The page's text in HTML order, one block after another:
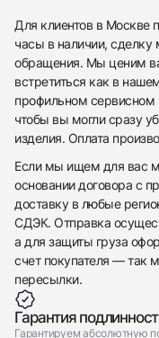
Для клиентов в Москве
часы в наличии,
обращения. Мы ценим
встретиться как в
профильном
чтобы вы могли сразу
изделия. Оплата
Если мы ищем для вас
основании договора с
доставку в любые
СДЭК. Отправка
а для защиты груза
счет покупателя — так
пересылки.
Гарантия
Гарантируем абсолютную